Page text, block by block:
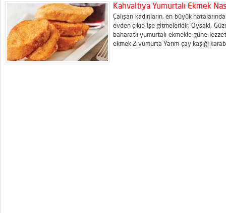
Kahvaltıya Yumurtalı Ekmek
Çalışan kadınların, en büyük
evden çıkıp işe gitmeleridir. Oysaki,
baharatlı yumurtalı ekmekle güne
ekmek 2 yumurta Yarım çay kaşığı